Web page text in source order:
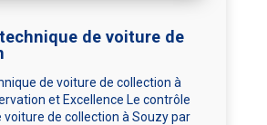
de voiture de
de voiture de collection à
et Excellence Le contrôle
voiture de collection à Souzy par